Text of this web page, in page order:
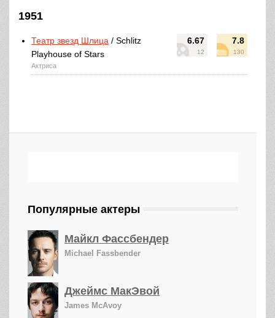
1951
6.67
12
7.8
130
Театр звезд Шлица / Schlitz
Playhouse of Stars
Актриса
Популярные актеры
Майкл Фассбендер
Michael Fassbender
Джеймс МакЭвой
James McAvoy